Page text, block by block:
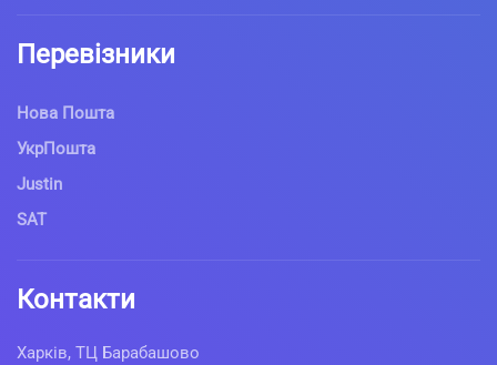
Перевізники
Нова Пошта
УкрПошта
Justin
SAT
Контакти
Харків, ТЦ Барабашово